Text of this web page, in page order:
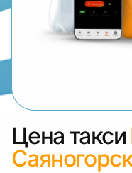
Цена такси
Саяногорск